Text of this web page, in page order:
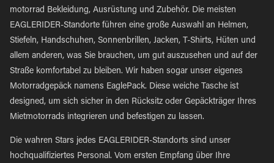
motorrad Bekleidung, Ausrüstung und Zubehör. Die meisten
EAGLERIDER-Standorte führen eine große Auswahl an Helmen,
Stiefeln, Handschuhen, Sonnenbrillen, Jacken, T-Shirts, Hüten und
allem anderen, was Sie brauchen, um gut auszusehen und auf der
Straße komfortabel zu bleiben. Wir haben sogar unser eigenes
Motorradgepäck namens EaglePack. Diese weiche Tasche ist
designed, um sich sicher in den Rücksitz oder Gepäckträger Ihres
Mietmotorrads integrieren und befestigen zu lassen.
Die wahren Stars jedes EAGLERIDER-Standorts sind unser
hochqualifiziertes Personal. Vom ersten Empfang über Ihre